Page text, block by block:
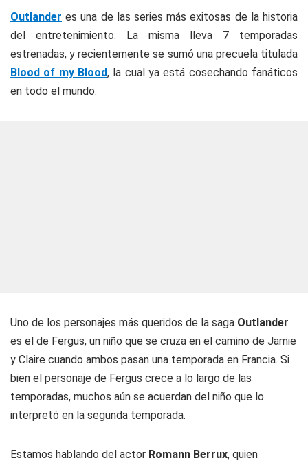
Outlander es una de las series más exitosas de la historia
del entretenimiento. La misma lleva 7 temporadas
estrenadas, y recientemente se sumó una precuela titulada
Blood of my Blood, la cual ya está cosechando fanáticos
en todo el mundo.
Uno de los personajes más queridos de la saga Outlander
es el de Fergus, un niño que se cruza en el camino de Jamie
y Claire cuando ambos pasan una temporada en Francia. Si
bien el personaje de Fergus crece a lo largo de las
temporadas, muchos aún se acuerdan del niño que lo
interpretó en la segunda temporada.
Estamos hablando del actor Romann Berrux, quien